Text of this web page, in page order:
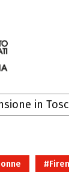
in
eventi di